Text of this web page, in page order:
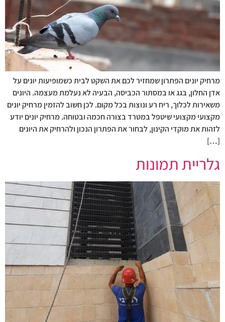
מרחיק יונים הפתרון שמחזיר לכם את השקט לבית כשמופיעות יונים על
אדן החלון, בגג או במסתור הכביסה, הבעיה לא נעלמת מעצמה. היונים
משאירות לכלוך, ריח רע ונוצות בכל מקום. לכן חשוב להזמין מרחיק יונים
מקצועי מקצועי שיטפל במטרד בצורה חכמה ובטוחה. מרחיק יונים יודע
לזהות את מוקדי הקינון, לבחור את הפתרון הנכון ולהרחיק את היונים
[…]
גלריית תמונות